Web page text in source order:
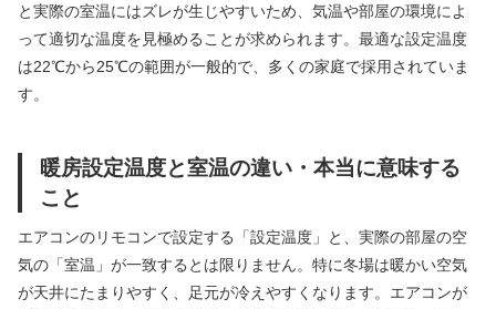
と実際の室温にはズレが生じやすいため、気温や部屋の環境によ
って適切な温度を見極めることが求められます。最適な設定温度
は22℃から25℃の範囲が一般的で、多くの家庭で採用されていま
す。
暖房設定温度と室温の違い・本当に意味する
こと
エアコンのリモコンで設定する「設定温度」と、実際の部屋の空
気の「室温」が一致するとは限りません。特に冬場は暖かい空気
が天井にたまりやすく、足元が冷えやすくなります。エアコンが